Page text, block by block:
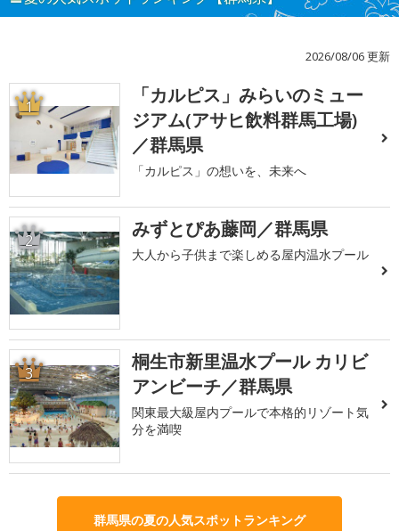
2026/08/06 更新
1
「カルピス」みらいのミュー
ジアム(アサヒ飲料群馬工場)
／群馬県
「カルピス」の想いを、未来へ
2 みずとぴあ藤岡／群馬県
大人から子供まで楽しめる屋内温水プール
3
桐生市新里温水プール カリビ
アンビーチ／群馬県
関東最大級屋内プールで本格的リゾート気
分を満喫
群馬県の夏の人気スポットランキング